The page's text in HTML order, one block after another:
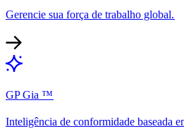
Gerencie sua força de trabalho global.​​
GP Gia ™​​
Inteligência de conformidade baseada